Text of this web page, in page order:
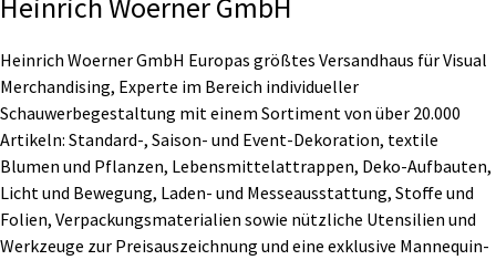
Heinrich Woerner GmbH
Heinrich Woerner GmbH Europas größtes Versandhaus für Visual
Merchandising, Experte im Bereich individueller
Schauwerbegestaltung mit einem Sortiment von über 20.000
Artikeln: Standard-, Saison- und Event-Dekoration, textile
Blumen und Pflanzen, Lebensmittelattrappen, Deko-Aufbauten,
Licht und Bewegung, Laden- und Messeausstattung, Stoffe und
Folien, Verpackungsmaterialien sowie nützliche Utensilien und
Werkzeuge zur Preisauszeichnung und eine exklusive Mannequin-